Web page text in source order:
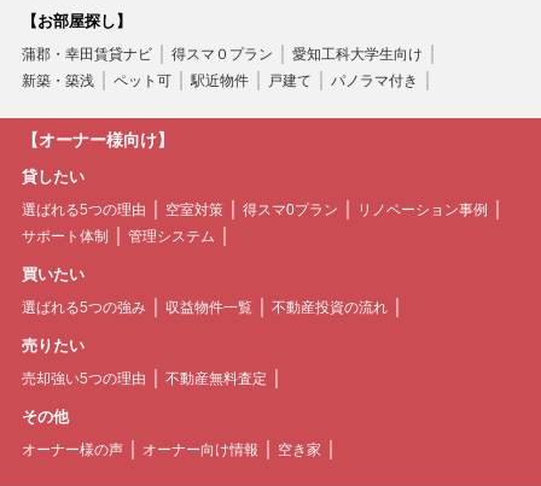
【お部屋探し】
蒲郡・幸田賃貸ナビ 得スマ０プラン
愛知工科大学生向け
新築・築浅
ペット可 駅近物件 戸建て パノラマ付き
【オーナー様向け】
貸したい
選ばれる5つの理由 空室対策 得スマ0プラン
リノベーション事例
サポート体制
管理システム
買いたい
選ばれる5つの強み 収益物件一覧 不動産投資の流れ
売りたい
売却強い5つの理由 不動産無料査定
その他
オーナー様の声 オーナー向け情報 空き家